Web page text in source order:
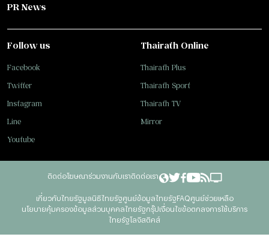
PR News
Follow us
Facebook
Twitter
Instagram
Line
Youtube
Thairath Online
Thairath Plus
Thairath Sport
Thairath TV
Mirror
ติดต่อโฆษณาร่วมงานกับเราติดต่อเรา
เกี่ยวกับไทยรัฐมูลนิธิไทยรัฐศูนย์ข้อมูลไทยรัฐFAQศูนย์ช่วยเหลือ
นโยบายคุ้มครองข้อมูลส่วนบุคคลไทยรัฐกรุ๊ปเงื่อนไขข้อตกลงการใช้บริการ
ไทยรัฐโลจิสติคส์